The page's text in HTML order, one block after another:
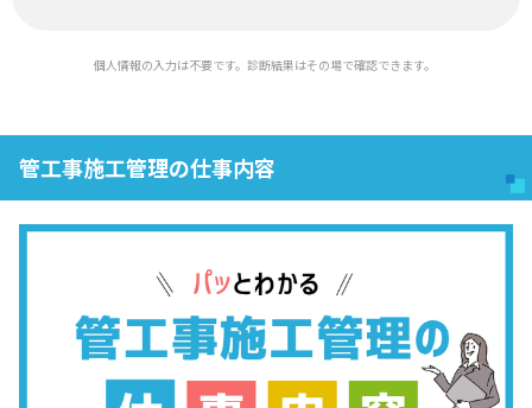
個人情報の入力は不要です。診断結果はその場で確認できます。
管工事施工管理の仕事内容